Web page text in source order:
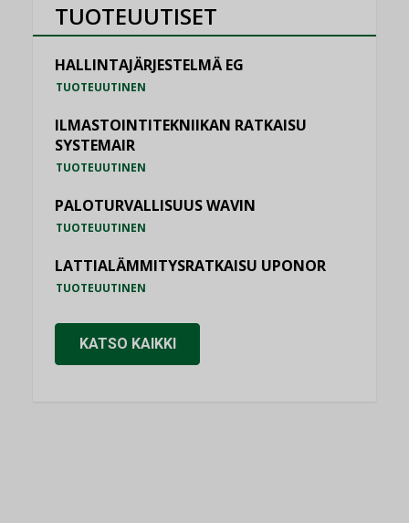
TUOTEUUTISET
HALLINTAJÄRJESTELMÄ EG
TUOTEUUTINEN
ILMASTOINTITEKNIIKAN RATKAISU
SYSTEMAIR
TUOTEUUTINEN
PALOTURVALLISUUS WAVIN
TUOTEUUTINEN
LATTIALÄMMITYSRATKAISU UPONOR
TUOTEUUTINEN
KATSO KAIKKI